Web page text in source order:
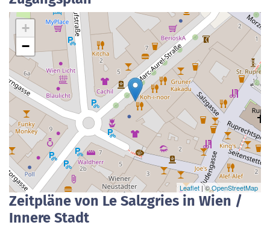
+
−
Leaflet | ©OpenStreetMap
Zeitpläne von Le Salzgries in Wien /
Innere Stadt